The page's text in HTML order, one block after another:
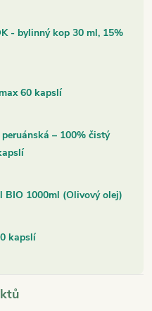
- bylinný kop 30 ml, 15%
60 kapslí
– 100% čistý
BIO 1000ml (Olivový olej)
kapslí